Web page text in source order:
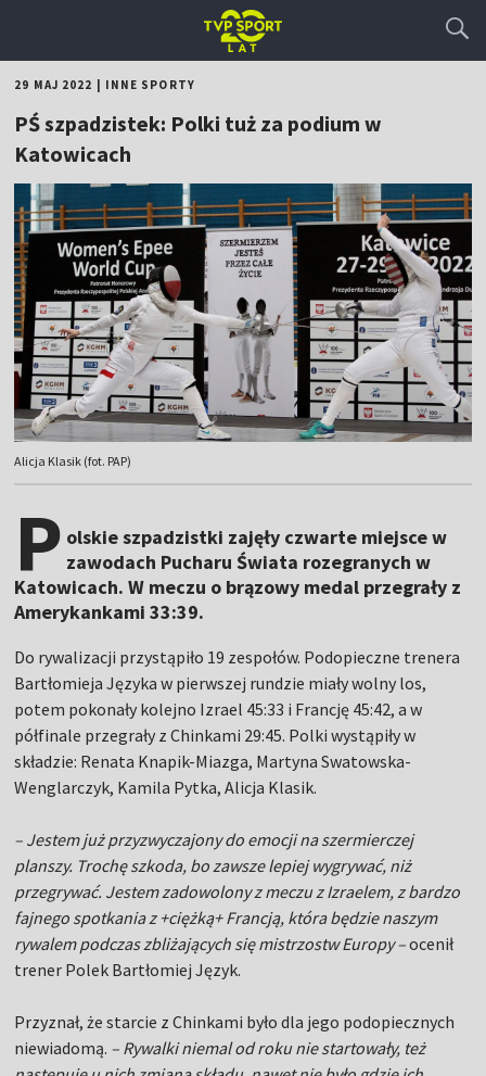
29 MAJ 2022 INNE SPORTY
PŚ szpadzistek: Polki tuż za podium w
Katowicach
Alicja Klasik (fot. PAP)
P olskie szpadzistki zajęły czwarte miejsce w
zawodach Pucharu Świata rozegranych w
Katowicach. W meczu o brązowy medal przegrały z
Amerykankami 33:39.
Do rywalizacji przystąpiło 19 zespołów. Podopieczne trenera
Bartłomieja Języka w pierwszej rundzie miały wolny los,
potem pokonały kolejno Izrael 45:33 i Francję 45:42, a w
półfinale przegrały z Chinkami 29:45. Polki wystąpiły w
składzie: Renata Knapik-Miazga, Martyna Swatowska-
Wenglarczyk, Kamila Pytka, Alicja Klasik.
– Jestem już przyzwyczajony do emocji na szermierczej
planszy. Trochę szkoda, bo zawsze lepiej wygrywać, niż
przegrywać. Jestem zadowolony z meczu z Izraelem, z bardzo
fajnego spotkania z +ciężką+ Francją, która będzie naszym
rywalem podczas zbliżających się mistrzostw Europy –ocenił
trener Polek Bartłomiej Język.
Przyznał, że starcie z Chinkami było dla jego podopiecznych
niewiadomą. – Rywalki niemal od roku nie startowały, też